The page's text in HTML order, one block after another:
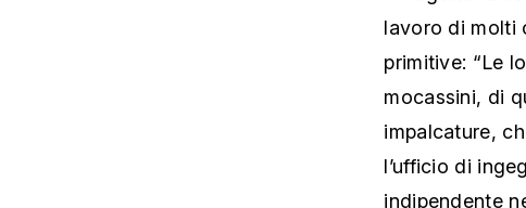
lavoro di molti
primitive: “Le
mocassini, di
impalcature,
l’ufficio di
indipendente